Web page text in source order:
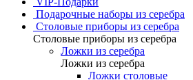
Подарочные наборы из серебра
Столовые приборы из серебра
Столовые приборы из серебра
Ложки из серебра
Ложки из серебра
Ложки столовые